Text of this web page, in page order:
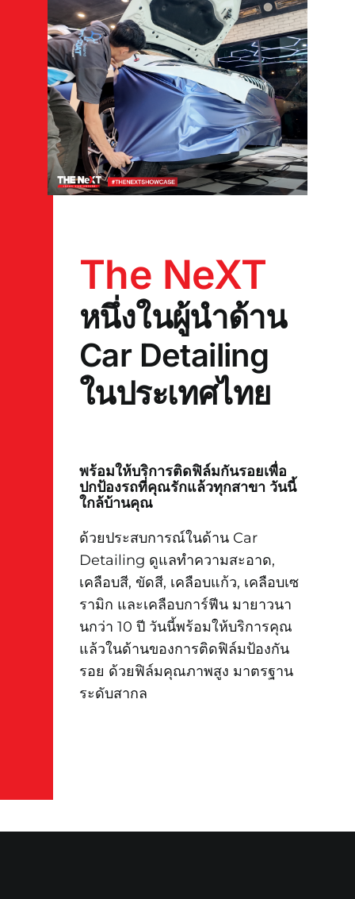
The NeXT
หนึ่งในผู้นำด้าน
Car Detailing
ในประเทศไทย
พร้อมให้บริการติดฟิล์มกันรอยเพื่อ
ปกป้องรถที่คุณรักแล้วทุกสาขา วันนี้
ใกล้บ้านคุณ
ด้วยประสบการณ์ในด้าน Car
Detailing ดูแลทำความสะอาด,
เคลือบสี, ขัดสี, เคลือบแก้ว, เคลือบเซ
รามิก และเคลือบการ์ฟีน มายาวนา
นกว่า 10 ปี วันนี้พร้อมให้บริการคุณ
แล้วในด้านของการติดฟิล์มป้องกัน
รอย ด้วยฟิล์มคุณภาพสูง มาตรฐาน
ระดับสากล